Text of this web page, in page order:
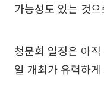
가능성도 있는 것
청문회 일정은 아
일 개최가 유력하